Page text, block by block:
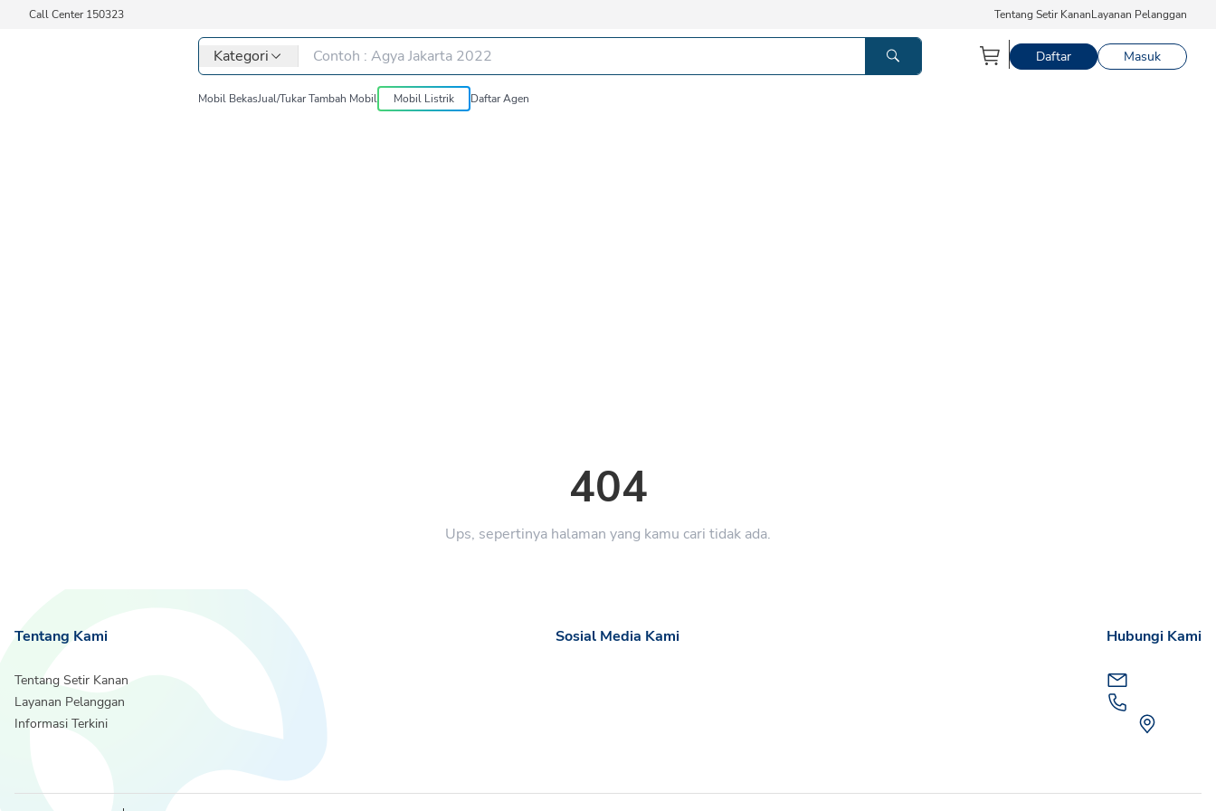
Call Center 150323 Tentang Setir KananLayanan Pelanggan
Kategori Daftar Masuk
Mobil BekasJual/Tukar Tambah Mobil Mobil Listrik Daftar Agen
404
Ups, sepertinya halaman yang kamu cari tidak ada.
Tentang Kami
Tentang Setir Kanan
Layanan Pelanggan
Informasi Terkini
Sosial Media Kami Hubungi Kami